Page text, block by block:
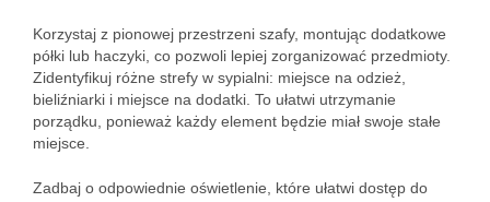
Korzystaj z pionowej przestrzeni szafy, montując dodatkowe
półki lub haczyki, co pozwoli lepiej zorganizować przedmioty.
Zidentyfikuj różne strefy w sypialni: miejsce na odzież,
bieliźniarki i miejsce na dodatki. To ułatwi utrzymanie
porządku, ponieważ każdy element będzie miał swoje stałe
miejsce.
Zadbaj o odpowiednie oświetlenie, które ułatwi dostęp do